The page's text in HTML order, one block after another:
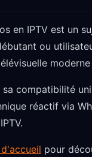
en IPTV est un
ou
compatibilité
réactif via
pour